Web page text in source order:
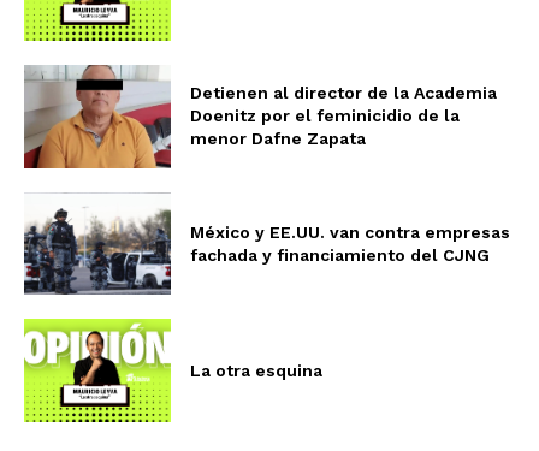
Detienen al director de la Academia
Doenitz por el feminicidio de la
menor Dafne Zapata
México y EE.UU. van contra empresas
fachada y financiamiento del CJNG
La otra esquina